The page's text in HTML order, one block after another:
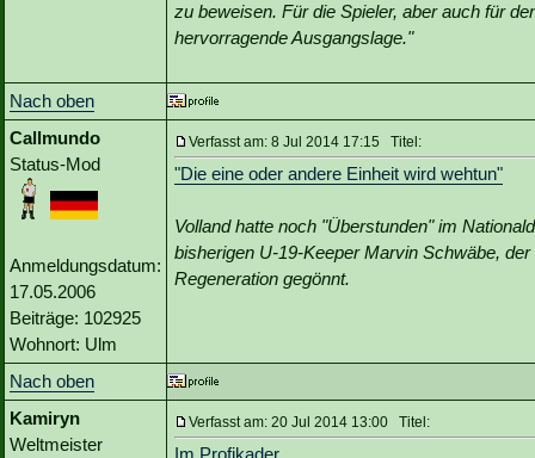
zu beweisen. Für die Spieler, aber auch für
hervorragende Ausgangslage."
Nach oben
Callmundo
Status-Mod
Anmeldungsdatum:
17.05.2006
Beiträge: 102925
Wohnort: Ulm
Verfasst am: 8 Jul 2014 17:15 Titel:
"Die eine oder andere Einheit wird wehtun"
Volland hatte noch "Überstunden" im
bisherigen U-19-Keeper Marvin Schwäbe,
Regeneration gegönnt.
Nach oben
Kamiryn
Weltmeister
Verfasst am: 20 Jul 2014 13:00 Titel: